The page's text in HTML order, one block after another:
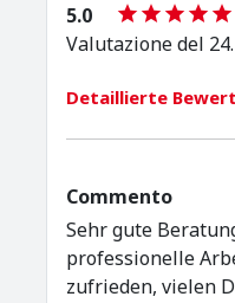
5.0
Valutazione del
Detaillierte
Commento
Sehr gute
professionelle
zufrieden, vielen